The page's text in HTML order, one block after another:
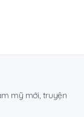
năm với em
mỹ mới, truyện